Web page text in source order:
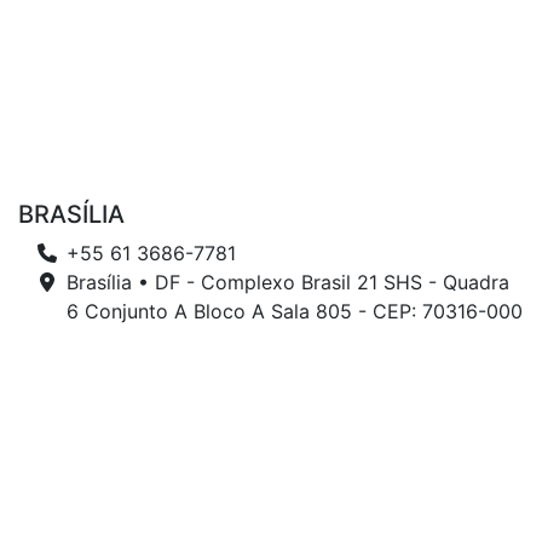
BRASÍLIA
+55 61 3686-7781
Brasília • DF - Complexo Brasil 21 SHS - Quadra
6 Conjunto A Bloco A Sala 805 - CEP: 70316-000